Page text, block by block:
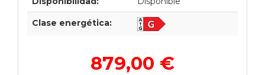
Clase energética:
879,00 €